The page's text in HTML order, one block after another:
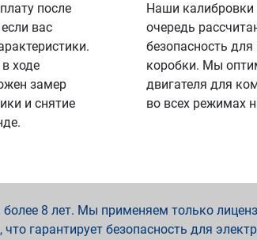
после
вас
ходе
замер
и снятие
Наши калибровки
очередь
безопасность
коробки. Мы
двигателя для
во всех режимах
8 лет. Мы применяем только
гарантирует безопасность для